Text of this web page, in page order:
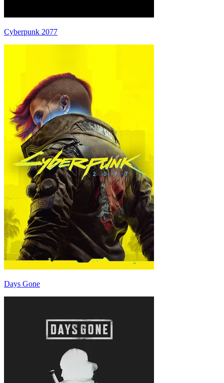
Cyberpunk 2077
Days Gone